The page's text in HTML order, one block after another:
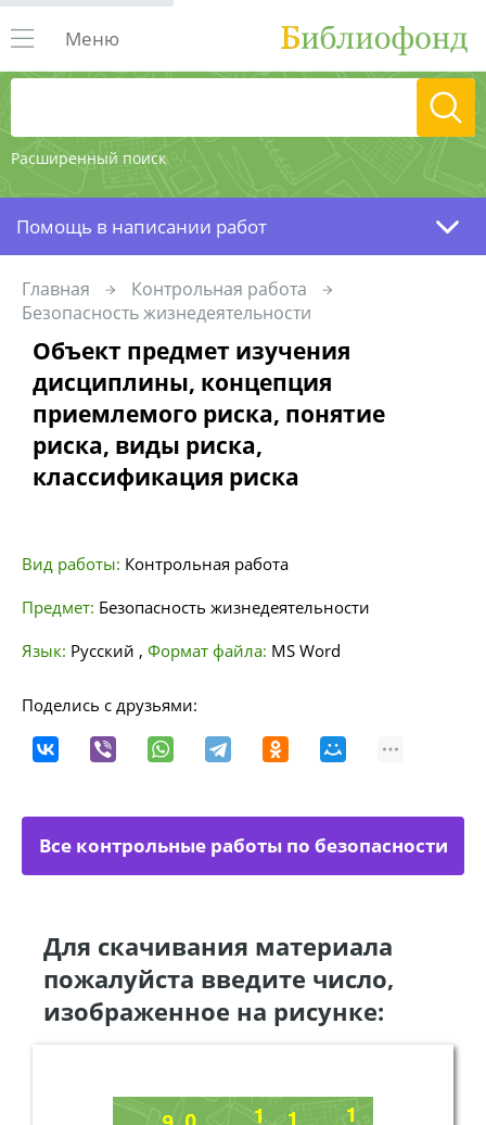
Расширенный поиск
Меню
Помощь в написании работ
Главная
Контрольная работа
Безопасность жизнедеятельности
Объект предмет изучения
дисциплины, концепция
приемлемого риска, понятие
риска, виды риска,
классификация риска
Вид работы: Контрольная работа
Предмет: Безопасность жизнедеятельности
Язык: Русский , Формат файла: MS Word
Поделись с друзьями:
Все контрольные работы по безопасности
Для скачивания материала
пожалуйста введите число,
изображенное на рисунке: